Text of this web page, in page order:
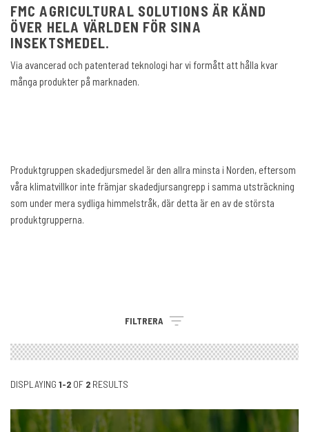
FMC AGRICULTURAL SOLUTIONS ÄR KÄND
ÖVER HELA VÄRLDEN FÖR SINA
INSEKTSMEDEL.
Via avancerad och patenterad teknologi har vi formått att hålla kvar
många produkter på marknaden.
Produktgruppen skadedjursmedel är den allra minsta i Norden, eftersom
våra klimatvillkor inte främjar skadedjursangrepp i samma utsträckning
som under mera sydliga himmelstråk, där detta är en av de största
produktgrupperna.
FILTRERA
DISPLAYING 1-2 OF 2 RESULTS